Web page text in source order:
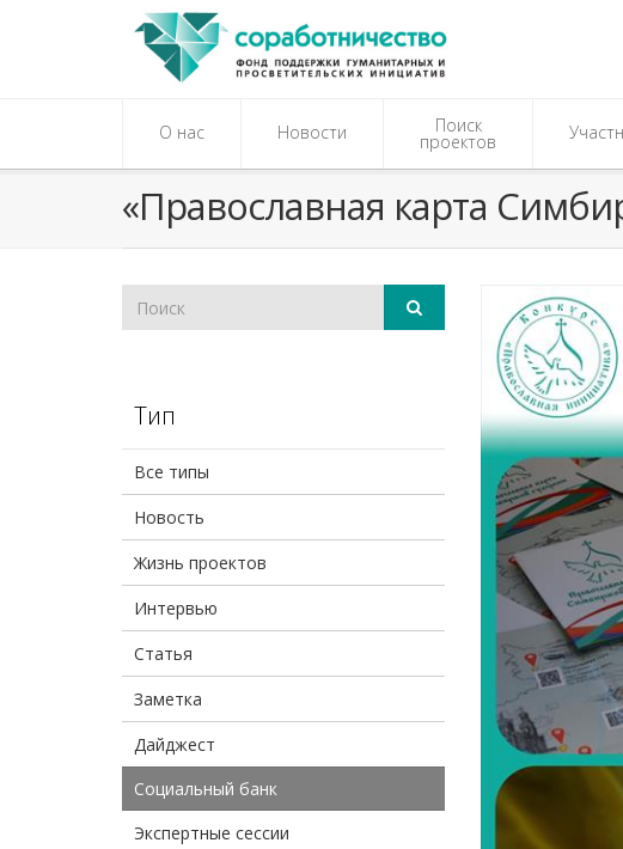
О нас Новости Поиск
проектов
«Православная карта
Тип
Все типы
Новость
Жизнь проектов
Интервью
Статья
Заметка
Дайджест
Социальный банк
Экспертные сессии